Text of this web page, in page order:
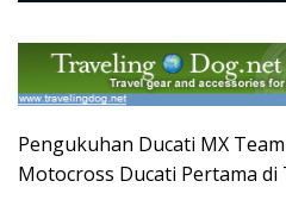
Pengukuhan Ducati MX
Motocross Ducati Pertama di